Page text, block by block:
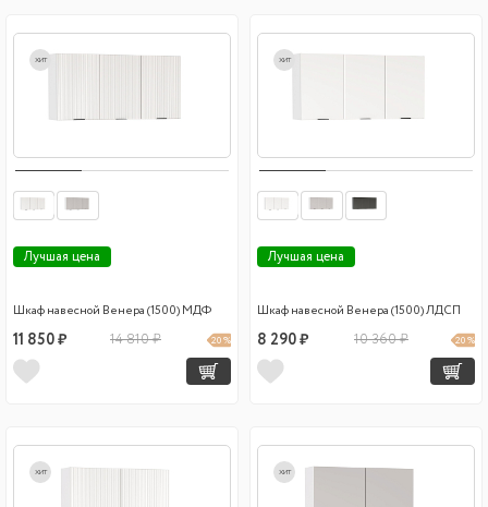
хит
Лучшая цена
Шкаф навесной Венера (1500) МДФ
11 850 ₽ 14 810 ₽ 20 %
хит
Лучшая цена
Шкаф навесной Венера (1500) ЛДСП
8 290 ₽ 10 360 ₽ 20 %
хит хит